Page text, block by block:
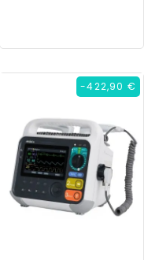
-422,90 €